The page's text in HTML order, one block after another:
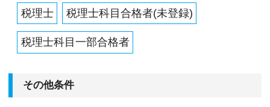
税理士 税理士科目合格者(未登録)
税理士科目一部合格者
その他条件